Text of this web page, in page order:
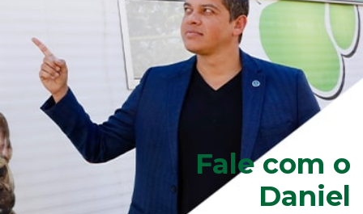
Fale com o
Daniel